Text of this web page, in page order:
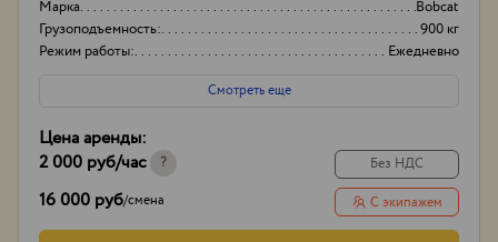
Марка
Bobcat
Грузоподъемность:
900 кг
Режим работы:
Ежедневно
Смотреть еще
Цена аренды:
2 000 руб/час ?
16 000 руб/смена
Без НДС
С экипажем